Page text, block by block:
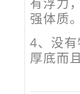
强体质。
4、没
厚底而